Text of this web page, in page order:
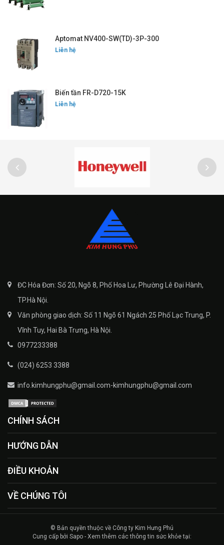
Aptomat NV400-SW(TD)-3P-300
Liên hệ
Biến tần FR-D720-15K
Liên hệ
ĐC Hóa Đơn: Số 20, Ngõ 8, Phố Hoa Lư, Phường Lê Đại Hành,
TP.Hà Nội.
Văn phòng giao dịch: Số 11 Ngõ 61 Ngách 25 Phố Lạc Trung, P.
Vĩnh Tuy, Hai Bà Trưng, Hà Nội.
0977233388
(024) 6253 3388
info.kimhungphu@gmail.com-kimhungphu@gmail.com
CHÍNH SÁCH
HƯỚNG DẪN
ĐIỀU KHOẢN
VỀ CHÚNG TÔI
© Bản quyền thuộc về Công ty Kim Hưng Phú
Cung cấp bởi Sapo - Xem thêm các thông tin sức khỏe tại: